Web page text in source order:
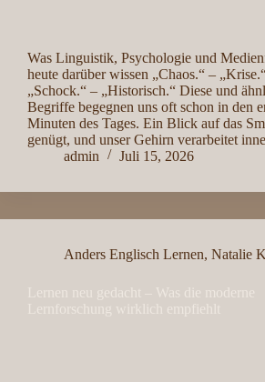
Was Linguistik, Psychologie und
heute darüber wissen „Chaos.“ –
„Schock.“ – „Historisch.“ Diese und
Begriffe begegnen uns oft schon in den
Minuten des Tages. Ein Blick auf das
genügt, und unser Gehirn verarbeitet
admin
Juli 15, 2026
Anders Englisch Lernen, Natalie